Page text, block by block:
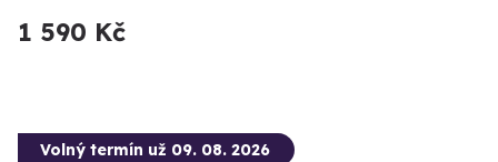
1 590 Kč
Volný termín už 09. 08. 2026